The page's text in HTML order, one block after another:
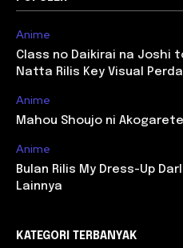
Anime
Class no Daikirai na Joshi
Natta Rilis Key Visual
Anime
Mahou Shoujo ni
Anime
Bulan Rilis My Dress-Up
Lainnya
KATEGORI TERBANYAK